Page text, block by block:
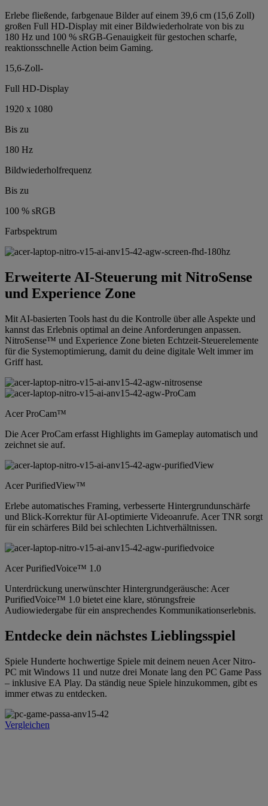
Erlebe fließende, farbgenaue Bilder auf einem 39,6 cm (15,6 Zoll)
großen Full HD-Display mit einer Bildwiederholrate von bis zu
180 Hz und 100 % sRGB-Genauigkeit für gestochen scharfe,
reaktionsschnelle Action beim Gaming.
15,6-Zoll-
Full HD-Display
1920 x 1080
Bis zu
180 Hz
Bildwiederholfrequenz
Bis zu
100 % sRGB
Farbspektrum
Erweiterte AI-Steuerung mit NitroSense
und Experience Zone
Mit AI-basierten Tools hast du die Kontrolle über alle Aspekte und
kannst das Erlebnis optimal an deine Anforderungen anpassen.
NitroSense™ und Experience Zone bieten Echtzeit-Steuerelemente
für die Systemoptimierung, damit du deine digitale Welt immer im
Griff hast.
Acer ProCam™
Die Acer ProCam erfasst Highlights im Gameplay automatisch und
zeichnet sie auf.
Acer PurifiedView™
Erlebe automatisches Framing, verbesserte Hintergrundunschärfe
und Blick-Korrektur für AI-optimierte Videoanrufe. Acer TNR sorgt
für ein schärferes Bild bei schlechten Lichtverhältnissen.
Acer PurifiedVoice™ 1.0
Unterdrückung unerwünschter Hintergrundgeräusche: Acer
PurifiedVoice™ 1.0 bietet eine klare, störungsfreie
Audiowiedergabe für ein ansprechendes Kommunikationserlebnis.
Entdecke dein nächstes Lieblingsspiel
Spiele Hunderte hochwertige Spiele mit deinem neuen Acer Nitro-
PC mit Windows 11 und nutze drei Monate lang den PC Game Pass
– inklusive EA Play. Da ständig neue Spiele hinzukommen, gibt es
immer etwas zu entdecken.
Vergleichen